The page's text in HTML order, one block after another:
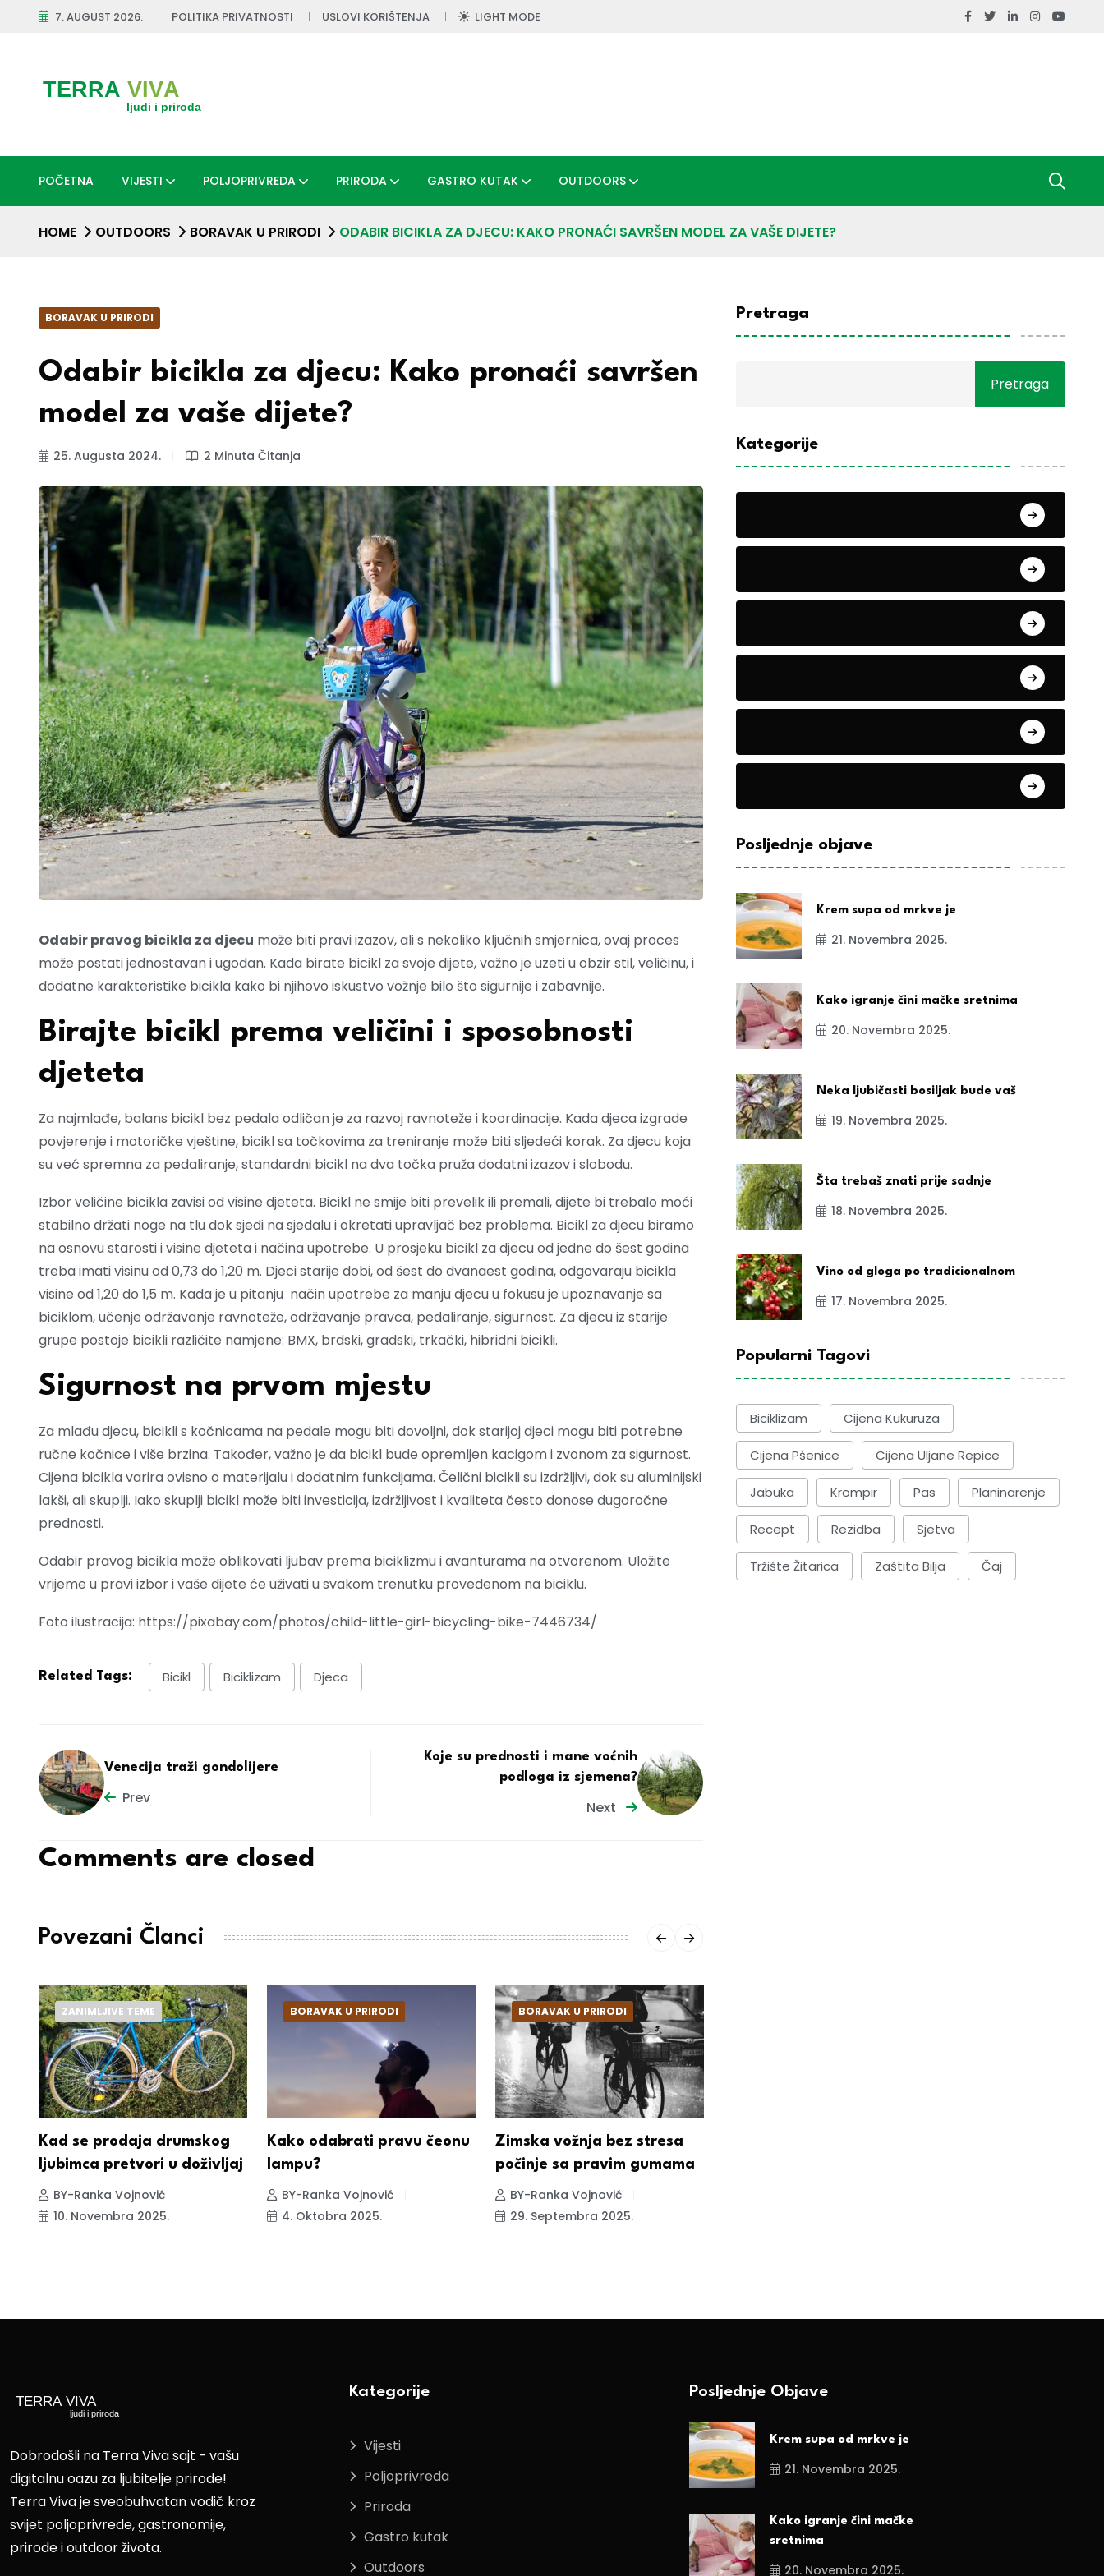
7. AUGUST 2026. POLITIKA PRIVATNOSTI USLOVI KORIŠTENJA LIGHT MODE
POČETNA VIJESTI POLJOPRIVREDA PRIRODA GASTRO KUTAK OUTDOORS
HOME OUTDOORS BORAVAK U PRIRODI ODABIR BICIKLA ZA DJECU: KAKO PRONAĆI SAVRŠEN MODEL ZA VAŠE DIJETE?
BORAVAK U PRIRODI
Odabir bicikla za djecu: Kako pronaći savršen
model za vaše dijete?
25. Augusta 2024. 2 Minuta Čitanja
Odabir pravog bicikla za djecu može biti pravi izazov, ali s nekoliko ključnih smjernica, ovaj proces
može postati jednostavan i ugodan. Kada birate bicikl za svoje dijete, važno je uzeti u obzir stil, veličinu, i
dodatne karakteristike bicikla kako bi njihovo iskustvo vožnje bilo što sigurnije i zabavnije.
Birajte bicikl prema veličini i sposobnosti
djeteta
Za najmlađe, balans bicikl bez pedala odličan je za razvoj ravnoteže i koordinacije. Kada djeca izgrade
povjerenje i motoričke vještine, bicikl sa točkovima za treniranje može biti sljedeći korak. Za djecu koja
su već spremna za pedaliranje, standardni bicikl na dva točka pruža dodatni izazov i slobodu.
Izbor veličine bicikla zavisi od visine djeteta. Bicikl ne smije biti prevelik ili premali, dijete bi trebalo moći
stabilno držati noge na tlu dok sjedi na sjedalu i okretati upravljač bez problema. Bicikl za djecu biramo
na osnovu starosti i visine djeteta i načina upotrebe. U prosjeku bicikl za djecu od jedne do šest godina
treba imati visinu od 0,73 do 1,20 m. Djeci starije dobi, od šest do dvanaest godina, odgovaraju bicikla
visine od 1,20 do 1,5 m. Kada je u pitanju način upotrebe za manju djecu u fokusu je upoznavanje sa
biciklom, učenje održavanje ravnoteže, održavanje pravca, pedaliranje, sigurnost. Za djecu iz starije
grupe postoje bicikli različite namjene: BMX, brdski, gradski, trkački, hibridni bicikli.
Sigurnost na prvom mjestu
Za mlađu djecu, bicikli s kočnicama na pedale mogu biti dovoljni, dok starijoj djeci mogu biti potrebne
ručne kočnice i više brzina. Također, važno je da bicikl bude opremljen kacigom i zvonom za sigurnost.
Cijena bicikla varira ovisno o materijalu i dodatnim funkcijama. Čelični bicikli su izdržljivi, dok su aluminijski
lakši, ali skuplji. Iako skuplji bicikl može biti investicija, izdržljivost i kvaliteta često donose dugoročne
prednosti.
Odabir pravog bicikla može oblikovati ljubav prema biciklizmu i avanturama na otvorenom. Uložite
vrijeme u pravi izbor i vaše dijete će uživati u svakom trenutku provedenom na biciklu.
Foto ilustracija: https://pixabay.com/photos/child-little-girl-bicycling-bike-7446734/
Related Tags: Bicikl Biciklizam Djeca
Venecija traži gondolijere
Prev
Koje su prednosti i mane voćnih
podloga iz sjemena?
Next
Comments are closed
Povezani Članci
ZANIMLJIVE TEME
Kad se prodaja drumskog
ljubimca pretvori u doživljaj
BY-Ranka Vojnović
10. Novembra 2025.
BORAVAK U PRIRODI
Kako odabrati pravu čeonu
lampu?
BY-Ranka Vojnović
4. Oktobra 2025.
BORAVAK U PRIRODI
Zimska vožnja bez stresa
počinje sa pravim gumama
BY-Ranka Vojnović
29. Septembra 2025.
Pretraga
Pretraga
Kategorije
Posljednje objave
Krem supa od mrkve je
21. Novembra 2025.
Kako igranje čini mačke sretnima
20. Novembra 2025.
Neka ljubičasti bosiljak bude vaš
19. Novembra 2025.
Šta trebaš znati prije sadnje
18. Novembra 2025.
Vino od gloga po tradicionalnom
17. Novembra 2025.
Popularni Tagovi
Biciklizam Cijena Kukuruza
Cijena Pšenice Cijena Uljane Repice
Jabuka Krompir Pas Planinarenje
Recept Rezidba Sjetva
Tržište Žitarica Zaštita Bilja Čaj
Dobrodošli na Terra Viva sajt - vašu
digitalnu oazu za ljubitelje prirode!
Terra Viva je sveobuhvatan vodič kroz
svijet poljoprivrede, gastronomije,
prirode i outdoor života.
Kategorije
Vijesti
Poljoprivreda
Priroda
Gastro kutak
Outdoors
Posljednje Objave
Krem supa od mrkve je
21. Novembra 2025.
Kako igranje čini mačke
sretnima
20. Novembra 2025.